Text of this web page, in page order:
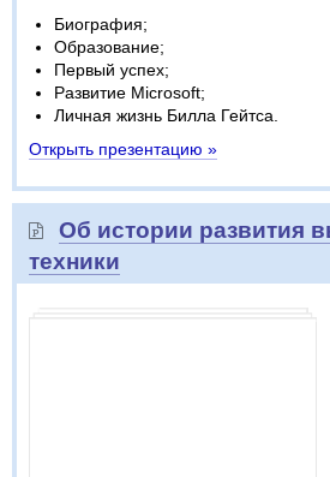
Биография;
Образование;
Первый успех;
Развитие Microsoft;
Личная жизнь Билла Гейтса.
Открыть презентацию »
Об истории развития
техники